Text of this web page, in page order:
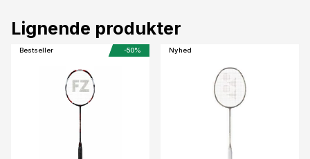
Lignende produkter
Bestseller -50% Nyhed